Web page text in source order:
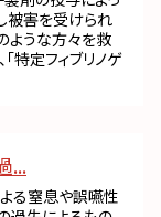
被害を受けられ
ような方々を救
特定フィブリノゲ
...
る窒息や誤嚥性